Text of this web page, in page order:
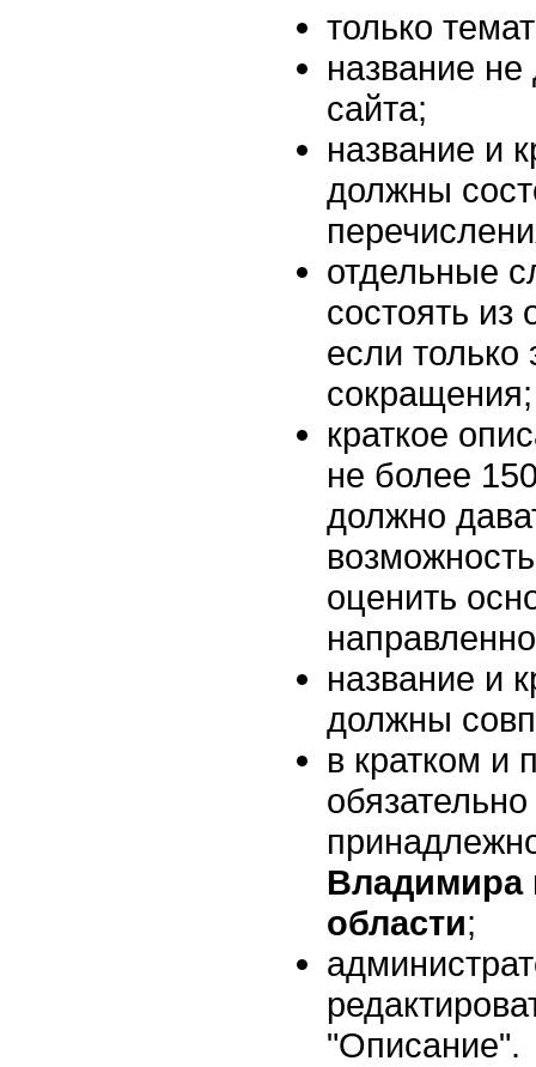
только
название
сайта;
название и
должны
отдельные
состоять из
если
сокращения;
краткое
не более
должно
оценить
название и
должны
в кратком и
Владимира
области;
"Описание".